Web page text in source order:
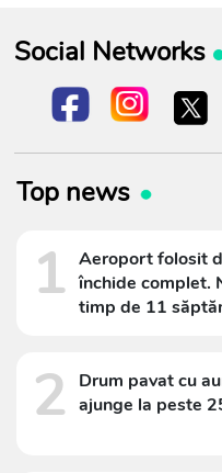
Social Networks
Top news
1 Aeroport folosit
închide complet.
timp de 11
2
Drum pavat cu
ajunge la peste